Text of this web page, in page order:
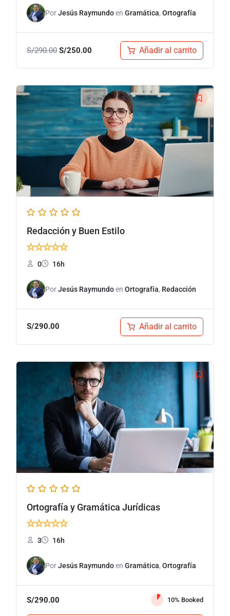
PorJesús Raymundoen Gramática, Ortografía
S/290.00 S/250.00 Añadir al carrito
Redacción y Buen Estilo
★★★★★
0 16h
PorJesús Raymundoen Ortografía, Redacción
S/290.00 Añadir al carrito
Ortografía y Gramática Jurídicas
★★★★★
3 16h
PorJesús Raymundoen Gramática, Ortografía
S/290.00 10% Booked